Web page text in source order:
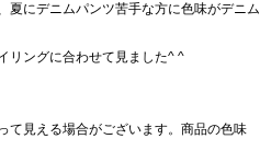
夏にデニムパンツ苦手な方に色味がデニム
リングに合わせて見ました^ ^
て見える場合がございます。商品の色味